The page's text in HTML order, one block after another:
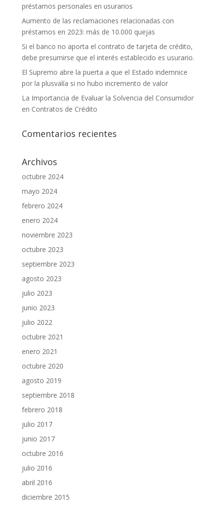
préstamos personales en usurarios
Aumento de las reclamaciones relacionadas con
préstamos en 2023: más de 10.000 quejas
Si el banco no aporta el contrato de tarjeta de crédito,
debe presumirse que el interés establecido es usurario.
El Supremo abre la puerta a que el Estado indemnice
por la plusvalía si no hubo incremento de valor
La Importancia de Evaluar la Solvencia del Consumidor
en Contratos de Crédito
Comentarios recientes
Archivos
octubre 2024
mayo 2024
febrero 2024
enero 2024
noviembre 2023
octubre 2023
septiembre 2023
agosto 2023
julio 2023
junio 2023
julio 2022
octubre 2021
enero 2021
octubre 2020
agosto 2019
septiembre 2018
febrero 2018
julio 2017
junio 2017
octubre 2016
julio 2016
abril 2016
diciembre 2015